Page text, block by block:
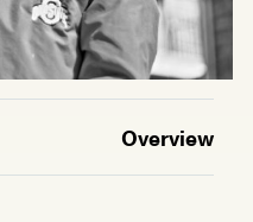
Overview